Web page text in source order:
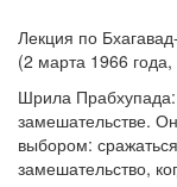
Лекция по
(2 марта 1966
Шрила
замешательстве.
выбором:
замешательство,